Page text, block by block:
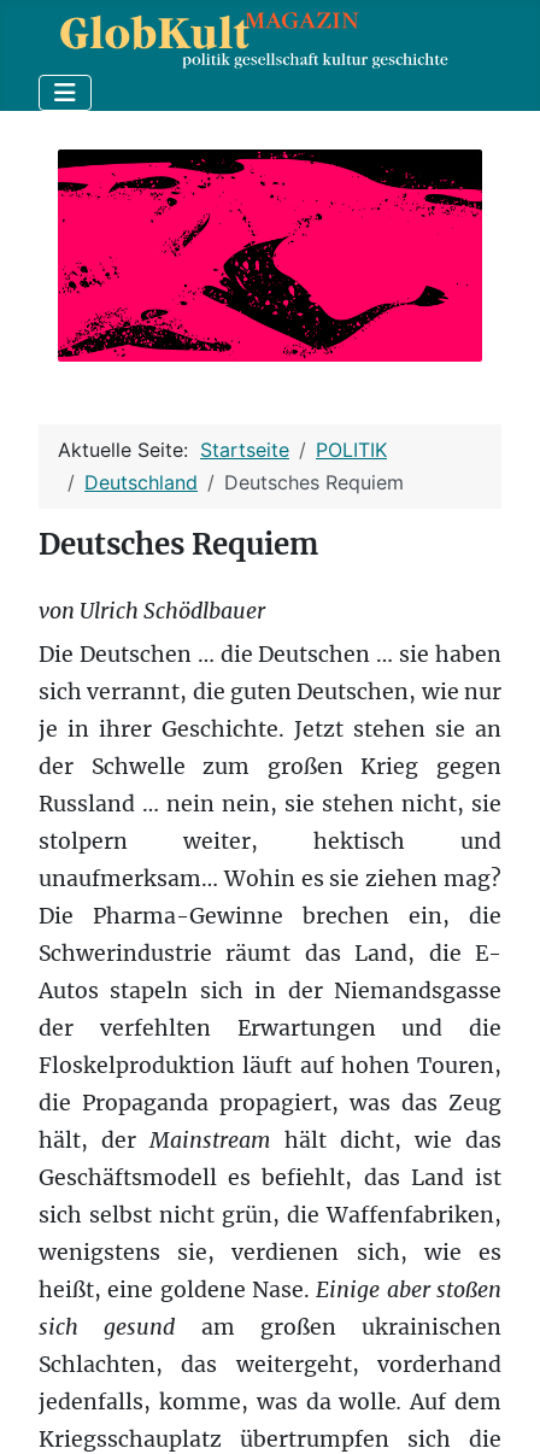
Aktuelle Seite: Startseite
POLITIK
Deutschland
Deutsches Requiem
Deutsches Requiem
von Ulrich Schödlbauer
Die Deutschen … die Deutschen … sie haben
sich verrannt, die guten Deutschen, wie nur
je in ihrer Geschichte. Jetzt stehen sie an
der Schwelle zum großen Krieg gegen
Russland … nein nein, sie stehen nicht, sie
stolpern weiter, hektisch und
unaufmerksam… Wohin es sie ziehen mag?
Die Pharma-Gewinne brechen ein, die
Schwerindustrie räumt das Land, die E-
Autos stapeln sich in der Niemandsgasse
der verfehlten Erwartungen und die
Floskelproduktion läuft auf hohen Touren,
die Propaganda propagiert, was das Zeug
hält, derMainstream hält dicht, wie das
Geschäftsmodell es befiehlt, das Land ist
sich selbst nicht grün, die Waffenfabriken,
wenigstens sie, verdienen sich, wie es
heißt, eine goldene Nase.Einige aber stoßen
sich gesund am großen ukrainischen
Schlachten, das weitergeht, vorderhand
jedenfalls, komme, was da wolle. Auf dem
Kriegsschauplatz übertrumpfen sich die